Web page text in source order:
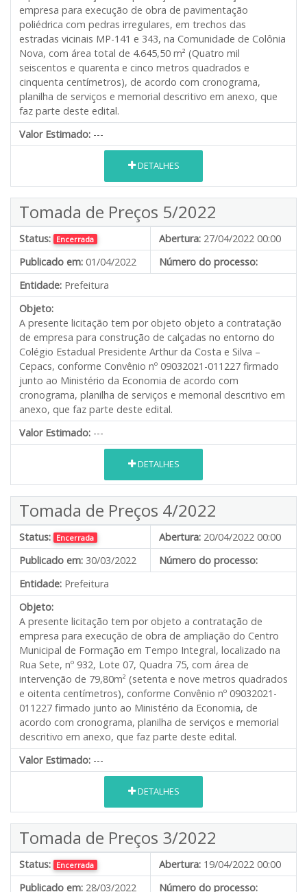
empresa para execução de obra de pavimentação
poliédrica com pedras irregulares, em trechos das
estradas vicinais MP-141 e 343, na Comunidade de Colônia
Nova, com área total de 4.645,50 m² (Quatro mil
seiscentos e quarenta e cinco metros quadrados e
cinquenta centímetros), de acordo com cronograma,
planilha de serviços e memorial descritivo em anexo, que
faz parte deste edital.
Valor Estimado: ---
DETALHES
Tomada de Preços 5/2022
Status: Encerrada Abertura: 27/04/2022 00:00
Publicado em: 01/04/2022
Número do processo:
Entidade: Prefeitura
Objeto:
A presente licitação tem por objeto objeto a contratação
de empresa para construção de calçadas no entorno do
Colégio Estadual Presidente Arthur da Costa e Silva –
Cepacs, conforme Convênio nº 09032021-011227 firmado
junto ao Ministério da Economia de acordo com
cronograma, planilha de serviços e memorial descritivo em
anexo, que faz parte deste edital.
Valor Estimado: ---
DETALHES
Tomada de Preços 4/2022
Status: Encerrada Abertura: 20/04/2022 00:00
Publicado em: 30/03/2022
Número do processo:
Entidade: Prefeitura
Objeto:
A presente licitação tem por objeto a contratação de
empresa para execução de obra de ampliação do Centro
Municipal de Formação em Tempo Integral, localizado na
Rua Sete, nº 932, Lote 07, Quadra 75, com área de
intervenção de 79,80m² (setenta e nove metros quadrados
e oitenta centímetros), conforme Convênio nº 09032021-
011227 firmado junto ao Ministério da Economia, de
acordo com cronograma, planilha de serviços e memorial
descritivo em anexo, que faz parte deste edital.
Valor Estimado: ---
DETALHES
Tomada de Preços 3/2022
Status: Encerrada Abertura: 19/04/2022 00:00
Publicado em: 28/03/2022
Número do processo: